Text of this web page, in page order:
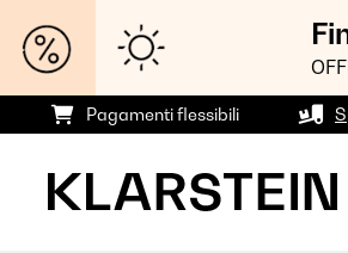
Pagamenti flessibili